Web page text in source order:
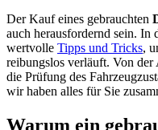
Der Kauf eines gebrauchten
auch herausfordernd sein.
wertvolle Tipps und Tricks,
reibungslos verläuft. Von der
die Prüfung des
wir haben alles für Sie
Warum ein